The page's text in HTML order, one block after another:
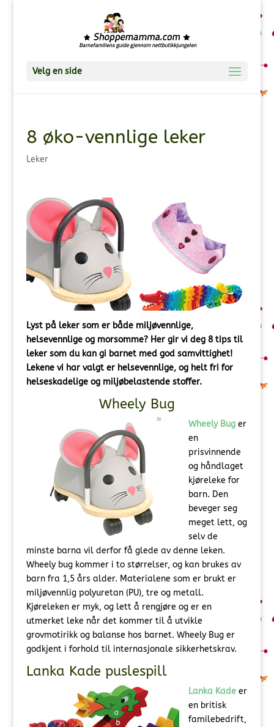
Velg en side
8 øko-vennlige leker
Leker
Lyst på leker som er både miljøvennlige,
helsevennlige og morsomme? Her gir vi deg 8 tips til
leker som du kan gi barnet med god samvittighet!
Lekene vi har valgt er helsevennlige, og helt fri for
helseskadelige og miljøbelastende stoffer.
Wheely Bug
Wheely Buger
en
prisvinnende
og håndlaget
kjøreleke for
barn. Den
beveger seg
meget lett, og
selv de
minste barna vil derfor få glede av denne leken.
Wheely bug kommer i to størrelser, og kan brukes av
barn fra 1,5 års alder. Materialene som er brukt er
miljøvennlig polyuretan (PU), tre og metall.
Kjøreleken er myk, og lett å rengjøre og er en
utmerket leke når det kommer til å utvikle
grovmotirikk og balanse hos barnet. Wheely Bug er
godkjent i forhold til internasjonale sikkerhetskrav.
Lanka Kade puslespill
Lanka Kadeer
en britisk
familebedrift,